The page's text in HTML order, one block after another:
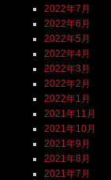
2022年7月
2022年6月
2022年5月
2022年4月
2022年3月
2022年2月
2022年1月
2021年11月
2021年10月
2021年9月
2021年8月
2021年7月